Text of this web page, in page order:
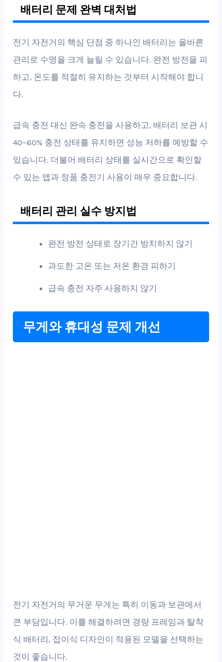
배터리 문제 완벽 대처법
전기 자전거의 핵심 단점 중 하나인 배터리는 올바른
관리로 수명을 크게 늘릴 수 있습니다. 완전 방전을 피
하고, 온도를 적절히 유지하는 것부터 시작해야 합니
다.
급속 충전 대신 완속 충전을 사용하고, 배터리 보관 시
40~60% 충전 상태를 유지하면 성능 저하를 예방할 수
있습니다. 더불어 배터리 상태를 실시간으로 확인할
수 있는 앱과 정품 충전기 사용이 매우 중요합니다.
배터리 관리 실수 방지법
완전 방전 상태로 장기간 방치하지 않기
과도한 고온 또는 저온 환경 피하기
급속 충전 자주 사용하지 않기
무게와 휴대성 문제 개선
전기 자전거의 무거운 무게는 특히 이동과 보관에서
큰 부담입니다. 이를 해결하려면 경량 프레임과 탈착
식 배터리, 접이식 디자인이 적용된 모델을 선택하는
것이 좋습니다.